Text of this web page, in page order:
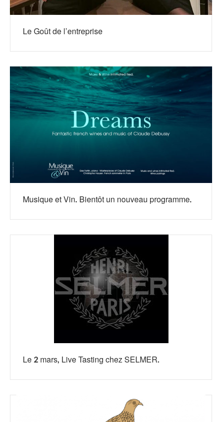
Le Goût de l’entreprise
Musique et Vin. Bientôt un nouveau programme.
Le 2 mars, Live Tasting chez SELMER.